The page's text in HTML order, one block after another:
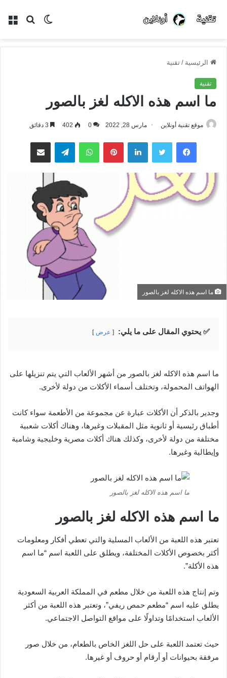
بحث الوضع
الرئيسية / تقنية
تقنية
ما اسم هذه الاكله لغز بالصور
موقع تقنية أونلاين مارس 28, 2022 0
402
فيسبوك تويتر لينكدإن بينتيريستواتساب تيلقرام مشاركة عبر البريد
ما اسم هذه الاكله لغز بالصور
✅ يحتوي المقال على ما يلي: عرض
ما اسم هذه الاكله لغز بالصور من أشهر الألعاب التي يتم تنزيلها على
الهواتف المحمولة، وتختلف أسماء الأكلات من دولة لأخرى.
وجدير بالذكر أن الأكلات عبارة عن مجموعة من الأطعمة سواء كانت
أطباق رئيسية أو ثانوية مثل المقبلات وغيرها، وهناك أكلات شعبية
مختلفة من دولة لأخرى، وكذلك هناك أكلات مصرية وخليجية وشامية
وإيطالية وغيرها.
ما اسم هذه الاكله لغز بالصور
ما اسم هذه الاكله لغز بالصور
تعتبر هذه اللعبة من الألعاب المسلية والتي تعطي أفكار ومعلومات
أكثر بخصوص الأكلات المختلفة، ويطلق على اللعبة اسم “ما اسم
هذه الأكلة”.
وتم إنتاج هذه اللعبة من خلال مطعم في المملكة العربية السعودية
يطلق عليه اسم “مطعم حمص ريفي”، وتعتبر هذه اللعبة من أكثر
الألعاب استخدامًا وتداولًا على مواقع التواصل الاجتماعي.
حيث تعتمد اللعبة على حل اللغز الخاص بالطعام، من خلال صور
مرفقة بحيوانات أو أرقام أو حروف أو غيرها.